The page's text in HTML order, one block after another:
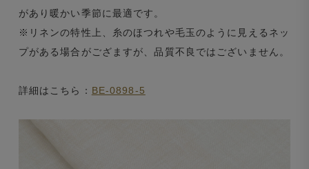
があり暖かい季節に最適です。
※リネンの特性上、糸のほつれや毛玉のように見えるネッ
プがある場合がござますが、品質不良ではございません。
詳細はこちら： BE-0898-5